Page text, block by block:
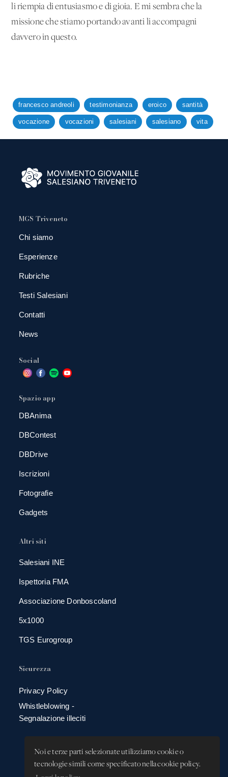
Noi e terze parti selezionate utilizziamo cookie o
tecnologie simili come specificato nella cookie policy.
li riempia di entusiasmo e di gioia. E mi sembra che la
missione che stiamo portando avanti li accompagni
davvero in questo.
francesco andreoli testimonianza eroico santità
vocazione vocazioni salesiani salesiano vita
MGS Triveneto
Chi siamo
Esperienze
Rubriche
Testi Salesiani
Contatti
News
Social
Spazio app
DBAnima
DBContest
DBDrive
Iscrizioni
Fotografie
Gadgets
Altri siti
Salesiani INE
Ispettoria FMA
Associazione Donboscoland
5x1000
TGS Eurogroup
Sicurezza
Privacy Policy
Whistleblowing -
Segnalazione illeciti